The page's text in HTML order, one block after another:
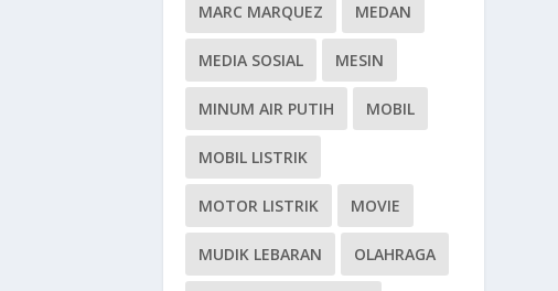
MARC MARQUEZ MEDAN
MEDIA SOSIAL MESIN
MINUM AIR PUTIH MOBIL
MOBIL LISTRIK
MOTOR LISTRIK MOVIE
MUDIK LEBARAN OLAHRAGA